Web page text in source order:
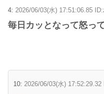
4: 2026/06/03(水) 17:51:06.85
毎日カッとなって怒っ
10: 2026/06/03(水)